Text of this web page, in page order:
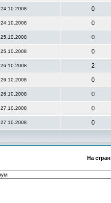
24.10.2008 0
24.10.2008 0
25.10.2008 0
25.10.2008 0
26.10.2008 2
26.10.2008 0
26.10.2008 0
27.10.2008 0
27.10.2008 0
На